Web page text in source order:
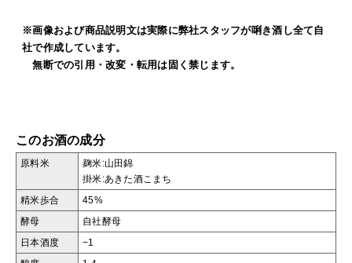
※画像および商品説明文は実際に弊社スタッフが唎き酒し全て自
社で作成しています。
無断での引用・改変・転用は固く禁じます。
このお酒の成分
原料米
麹米:山田錦
掛米:あきた酒こまち
精米歩合 45%
酵母 自社酵母
日本酒度 −1